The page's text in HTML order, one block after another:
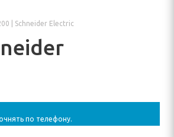
| Schneider Electric
по телефону.